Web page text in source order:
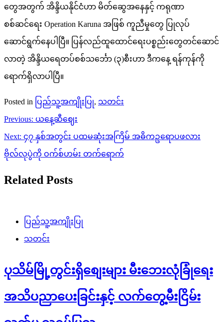
လာတဲ့ အိန္ဒိယရေတပ်စစ်သင်္ဘော (၃)စီးဟာ ဒီကနေ့ ရန်ကုန်ကို
ရောက်ရှိလာပါပြီ။
Posted in ပြည်သူ့အကျိုးပြု,သတင်း
Post
navigation
Previous: ယနေ့ဆီဈေး
Next: ၄၇ နှစ်အတွင်း ပထမဆုံးအကြိမ် အဓိကဥရောပဖလား
ဗိုလ်လုပွဲကို ဝက်စ်ဟမ်း တက်ရောက်
Related Posts
သတင်း
ပုသိမ်မြို့တွင်းရှိစျေးများ မီးဘေးလုံခြုံရေး
အသိပညာပေးခြင်းနှင့် လက်တွေ့မီးငြိမ်း
သတ်မှု သရုပ်ပြသ
admin
March 13, 2026